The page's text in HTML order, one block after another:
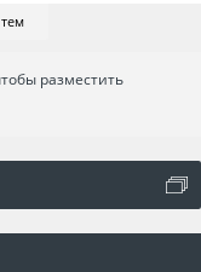
разместить